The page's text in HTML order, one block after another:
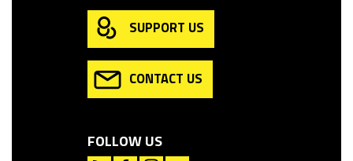
SUPPORT US
CONTACT US
FOLLOW US